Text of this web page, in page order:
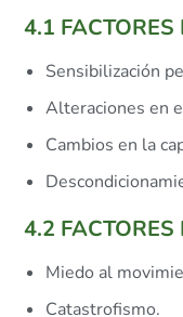
4.1
Sensibilización
Alteraciones en
Cambios en la
4.2
Miedo al
Catastrofismo.